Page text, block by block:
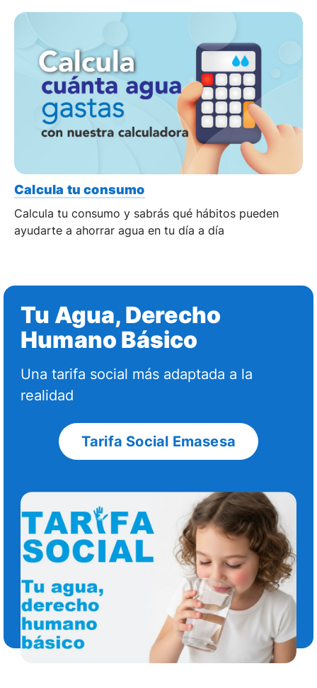
Calcula tu consumo
Calcula tu consumo y sabrás qué hábitos pueden
ayudarte a ahorrar agua en tu día a día
Tu Agua, Derecho
Humano Básico
Una tarifa social más adaptada a la
realidad
Tarifa Social Emasesa